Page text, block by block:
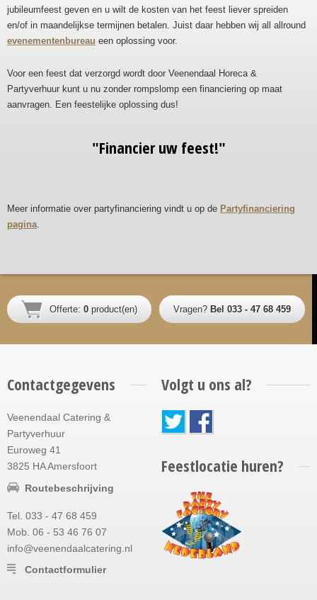
jubileumfeest geven en u wilt de kosten van het feest liever spreiden
en/of in maandelijkse termijnen betalen. Juist daar hebben wij all allround
evenementenbureau een oplossing voor.
Voor een feest dat verzorgd wordt door Veenendaal Horeca &
Partyverhuur kunt u nu zonder rompslomp een financiering op maat
aanvragen. Een feestelijke oplossing dus!
"Financier uw feest!"
Meer informatie over partyfinanciering vindt u op de Partyfinanciering
pagina.
Offerte: 0 product(en) Vragen? Bel 033 - 47 68 459
Contactgegevens
Veenendaal Catering &
Partyverhuur
Euroweg 41
3825 HA Amersfoort
Routebeschrijving
Tel. 033 - 47 68 459
Mob. 06 - 53 46 76 07
info@veenendaalcatering.nl
Contactformulier
Volgt u ons al?
Feestlocatie huren?